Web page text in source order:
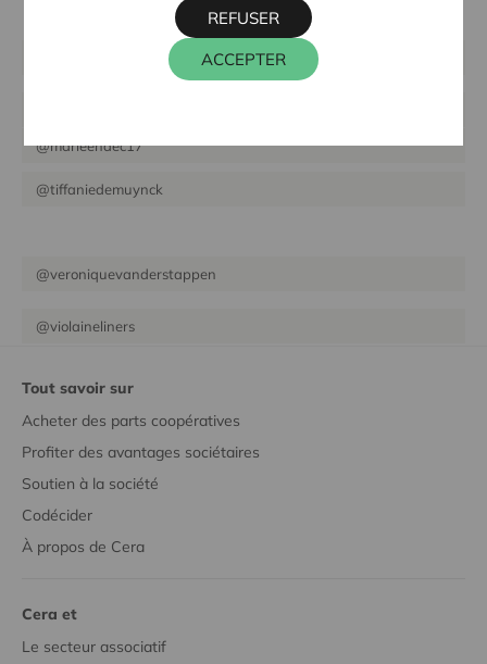
@marleendec17
@tiffaniedemuynck
@veroniquevanderstappen
@violaineliners
Tout savoir sur
Acheter des parts coopératives
Profiter des avantages sociétaires
Soutien à la société
Codécider
À propos de Cera
Cera et
Le secteur associatif
ACCEPTER
REFUSER